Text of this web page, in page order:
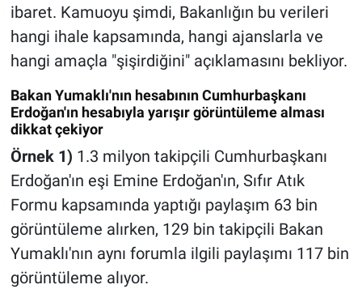
ibaret. Kamuoyu şimdi, Bakanlığın bu verileri
hangi ihale kapsamında, hangi ajanslarla ve
hangi amaçla "şişirdiğini" açıklamasını bekliyor.
Bakan Yumaklı'nın hesabının Cumhurbaşkanı
Erdoğan'ın hesabıyla yarışır görüntüleme alması
dikkat çekiyor
Örnek 1) 1.3 milyon takipçili Cumhurbaşkanı
Erdoğan'ın eşi Emine Erdoğan'ın, Sıfır Atık
Formu kapsamında yaptığı paylaşım 63 bin
görüntüleme alırken, 129 bin takipçili Bakan
Yumaklı'nın aynı forumla ilgili paylaşımı 117 bin
görüntüleme alıyor.